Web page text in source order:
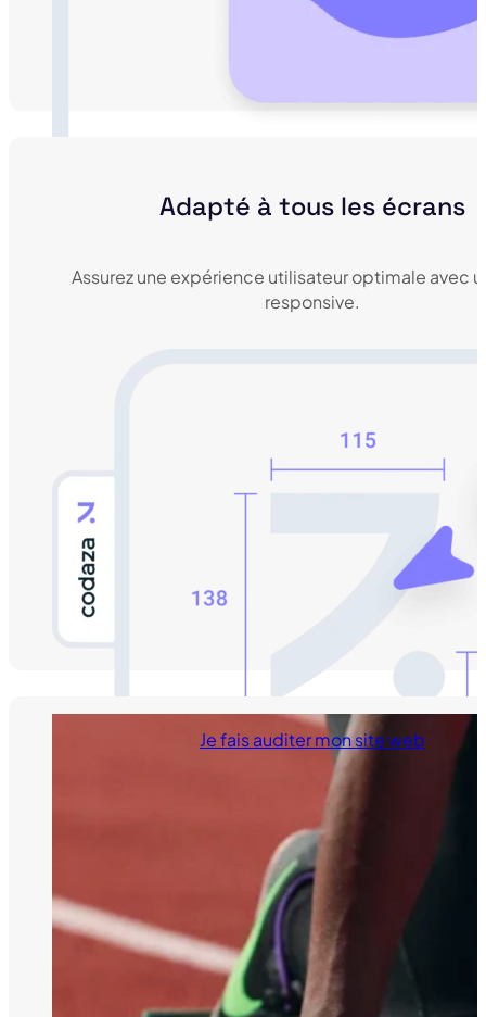
Adapté à tous les écrans
Assurez une expérience utilisateur optimale avec
responsive.
Je fais auditer mon site web